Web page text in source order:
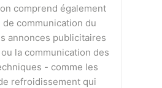
comprend également
de communication du
annonces publicitaires
la communication des
- comme les
refroidissement qui